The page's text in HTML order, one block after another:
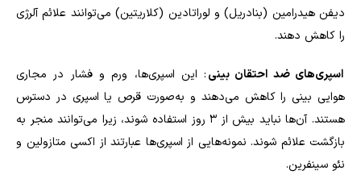
دیفن هیدرامین (بنادریل) و لوراتادین (کلاریتین) می‌توانند علائم آلرژی
را کاهش دهند.
اسپری‌های ضد احتقان بینی: این اسپری‌ها، ورم و فشار در مجاری
هوایی بینی را کاهش می‌دهند و به‌صورت قرص یا اسپری در دسترس
هستند. آن‌ها نباید بیش از ۳ روز استفاده شوند، زیرا می‌توانند منجر به
بازگشت علائم شوند. نمونه‌هایی از اسپری‌ها عبارتند از اکسی متازولین و
نئو سینفرین.